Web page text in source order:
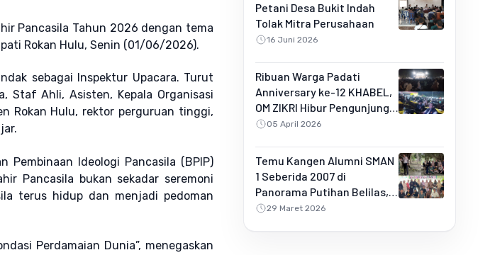
Pancasila Tahun 2026 dengan tema
Rokan Hulu, Senin (01/06/2026).
sebagai Inspektur Upacara. Turut
Staf Ahli, Asisten, Kepala Organisasi
Rokan Hulu, rektor perguruan tinggi,
Pembinaan Ideologi Pancasila (BPIP)
Pancasila bukan sekadar seremoni
terus hidup dan menjadi pedoman
Perdamaian Dunia”, menegaskan
Petani Desa Bukit Indah
Tolak Mitra Perusahaan
16 Juni 2026
Ribuan Warga Padati
Anniversary ke-12 KHABEL,
OM ZIKRI Hibur Pengunjung
di Buluh Rampai
05 April 2026
Temu Kangen Alumni SMAN
1 Seberida 2007 di
Panorama Putihan Belilas,
Penuh Kebersamaan dan
29 Maret 2026